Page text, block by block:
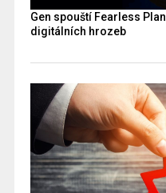
Gen spouští Fearless
digitálních hrozeb